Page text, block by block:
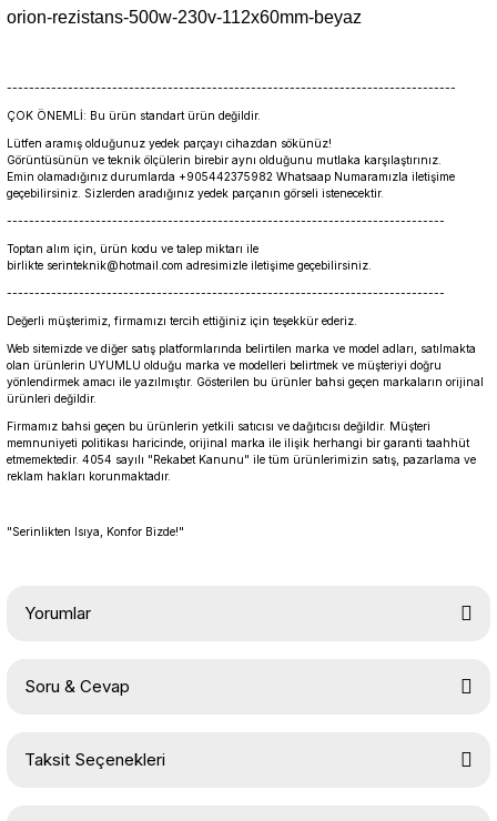
orion-rezistans-500w-230v-112x60mm-beyaz
---------------------------------------------------------------------------------
ÇOK ÖNEMLİ: Bu ürün standart ürün değildir.
Lütfen aramış olduğunuz yedek parçayı cihazdan sökünüz!
Görüntüsünün ve teknik ölçülerin birebir aynı olduğunu mutlaka karşılaştırınız.
Emin olamadığınız durumlarda +905442375982 Whatsaap Numaramızla iletişime
geçebilirsiniz. Sizlerden aradığınız yedek parçanın görseli istenecektir.
-------------------------------------------------------------------------------
Toptan alım için, ürün kodu ve talep miktarı ile
birlikte serinteknik@hotmail.com adresimizle iletişime geçebilirsiniz.
-------------------------------------------------------------------------------
Değerli müşterimiz, firmamızı tercih ettiğiniz için teşekkür ederiz.
Web sitemizde ve diğer satış platformlarında belirtilen marka ve model adları, satılmakta
olan ürünlerin UYUMLU olduğu marka ve modelleri belirtmek ve müşteriyi doğru
yönlendirmek amacı ile yazılmıştır. Gösterilen bu ürünler bahsi geçen markaların orijinal
ürünleri değildir.
Firmamız bahsi geçen bu ürünlerin yetkili satıcısı ve dağıtıcısı değildir. Müşteri
memnuniyeti politikası haricinde, orijinal marka ile ilişik herhangi bir garanti taahhüt
etmemektedir. 4054 sayılı "Rekabet Kanunu" ile tüm ürünlerimizin satış, pazarlama ve
reklam hakları korunmaktadır.
"Serinlikten Isıya, Konfor Bizde!"
Yorumlar
Soru & Cevap
Taksit Seçenekleri